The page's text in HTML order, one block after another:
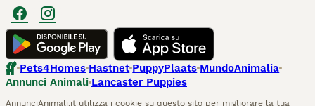
Pets4Homes Hastnet PuppyPlaats MundoAnimalia
Annunci Animali Lancaster Puppies
AnnunciAnimali.it utilizza i cookie su questo sito per migliorare la tua